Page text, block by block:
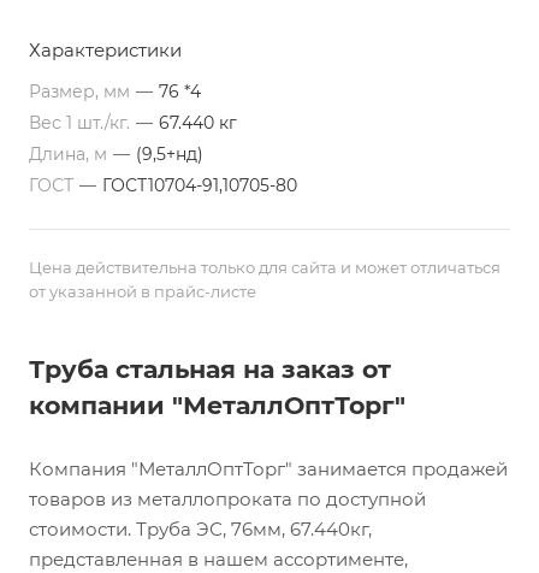
Характеристики
Размер, мм — 76 *4
Вес 1 шт./кг. — 67.440 кг
Длина, м — (9,5+нд)
ГОСТ — ГОСТ10704-91,10705-80
Цена действительна только для сайта и может отличаться
от указанной в прайс-листе
Труба стальная на заказ от
компании "МеталлОптТорг"
Компания "МеталлОптТорг" занимается продажей
товаров из металлопроката по доступной
стоимости. Труба ЭС, 76мм, 67.440кг,
представленная в нашем ассортименте,